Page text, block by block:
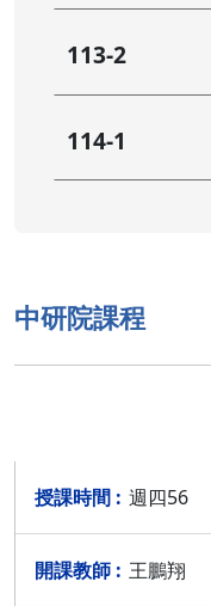
113-2
114-1
中研院課程
週四56
王鵬翔